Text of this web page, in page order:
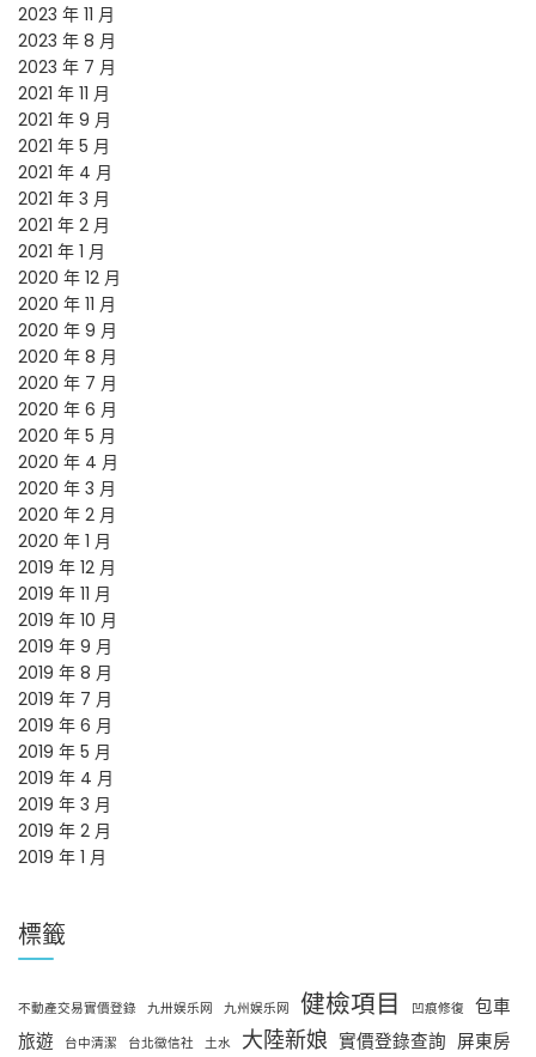
2023 年 11 月
2023 年 8 月
2023 年 7 月
2021 年 11 月
2021 年 9 月
2021 年 5 月
2021 年 4 月
2021 年 3 月
2021 年 2 月
2021 年 1 月
2020 年 12 月
2020 年 11 月
2020 年 9 月
2020 年 8 月
2020 年 7 月
2020 年 6 月
2020 年 5 月
2020 年 4 月
2020 年 3 月
2020 年 2 月
2020 年 1 月
2019 年 12 月
2019 年 11 月
2019 年 10 月
2019 年 9 月
2019 年 8 月
2019 年 7 月
2019 年 6 月
2019 年 5 月
2019 年 4 月
2019 年 3 月
2019 年 2 月
2019 年 1 月
標籤
不動產交易實價登錄 九卅娱乐网 九州娱乐网 健檢項目 凹痕修復
包車
旅遊
台中清潔 台北徵信社 土水 大陸新娘 實價登錄查詢 屏東房